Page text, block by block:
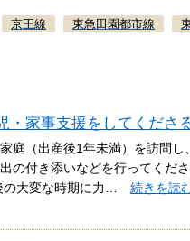
京王線 東急田園都市線
家事支援をしてくださ
庭（出産後1年未満）を訪問し
の付き添いなどを行ってくだ
の大変な時期に力… 続きを読